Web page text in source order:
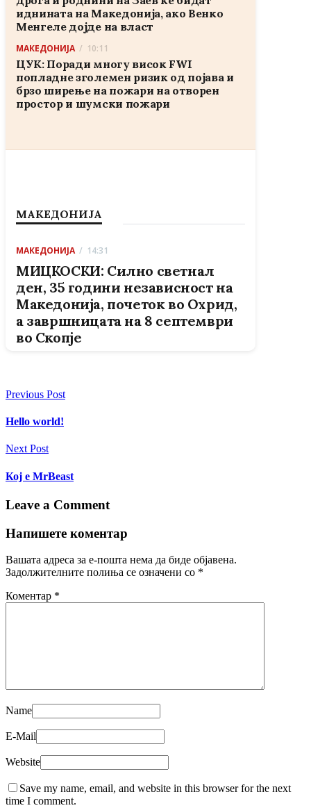
Previous Post
Hello world!
Next Post
Кој е MrBeast
Leave a Comment
Напишете коментар
Вашата адреса за е-пошта нема да биде објавена.
Задолжителните полиња се означени со *
Коментар *
Name
E-Mail
Website
Save my name, email, and website in this browser for the next
time I comment.